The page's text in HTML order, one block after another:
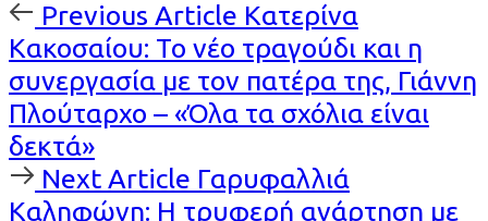
Previous
Article
Previous Article Κατερίνα
Κακοσαίου: Το νέο τραγούδι και η
συνεργασία με τον πατέρα της, Γιάννη
Πλούταρχο – «Όλα τα σχόλια είναι
δεκτά»
Next
Article
Next Article Γαρυφαλλιά
Καληφώνη: Η τρυφερή ανάρτηση με